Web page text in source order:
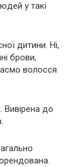
у такі
дитини. Ні,
брови,
волосся
Вивірена до